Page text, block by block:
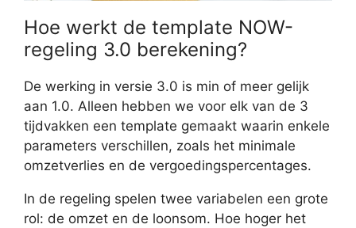
Hoe werkt de template NOW-
regeling 3.0 berekening?
De werking in versie 3.0 is min of meer gelijk
aan 1.0. Alleen hebben we voor elk van de 3
tijdvakken een template gemaakt waarin enkele
parameters verschillen, zoals het minimale
omzetverlies en de vergoedingspercentages.
In de regeling spelen twee variabelen een grote
rol: de omzet en de loonsom. Hoe hoger het